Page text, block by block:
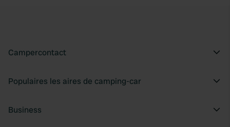
Campercontact
Populaires les aires de camping-car
Business